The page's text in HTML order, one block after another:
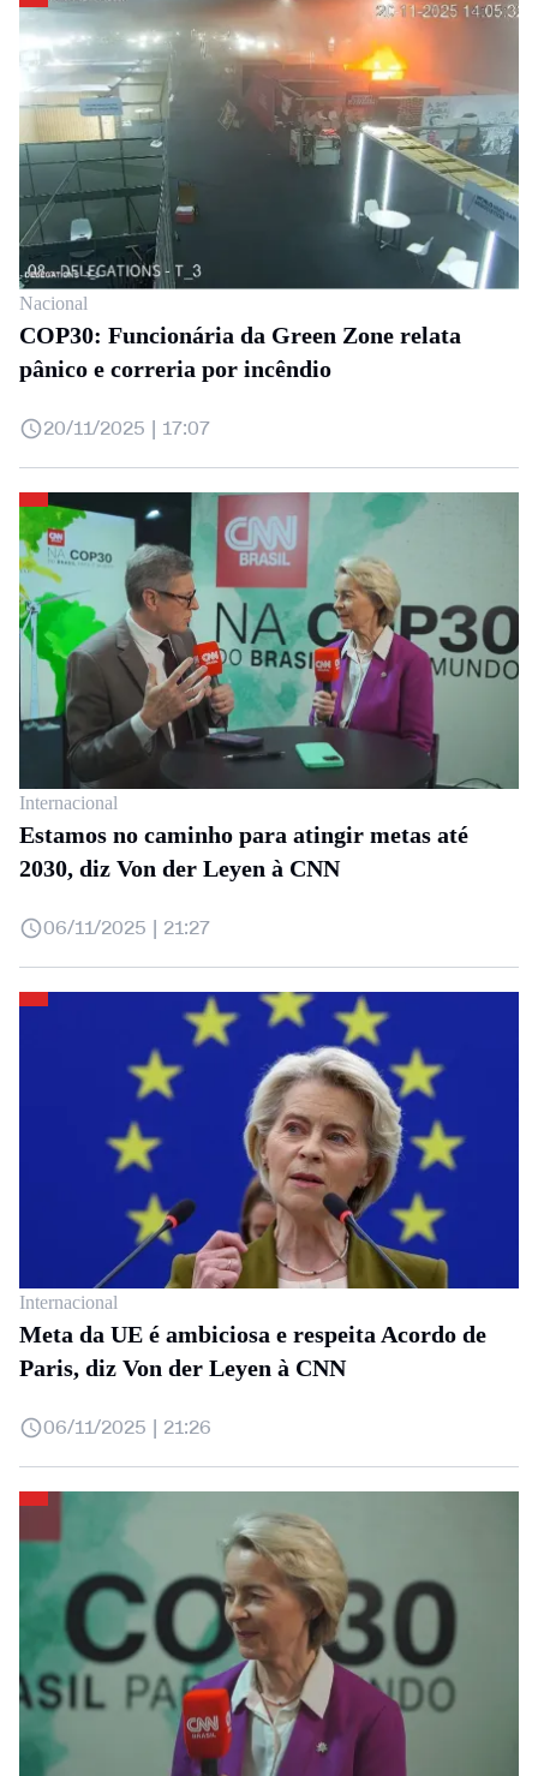
Nacional
COP30: Funcionária da Green Zone relata
pânico e correria por incêndio
20/11/2025 | 17:07
Internacional
Estamos no caminho para atingir metas até
2030, diz Von der Leyen à CNN
06/11/2025 | 21:27
Internacional
Meta da UE é ambiciosa e respeita Acordo de
Paris, diz Von der Leyen à CNN
06/11/2025 | 21:26